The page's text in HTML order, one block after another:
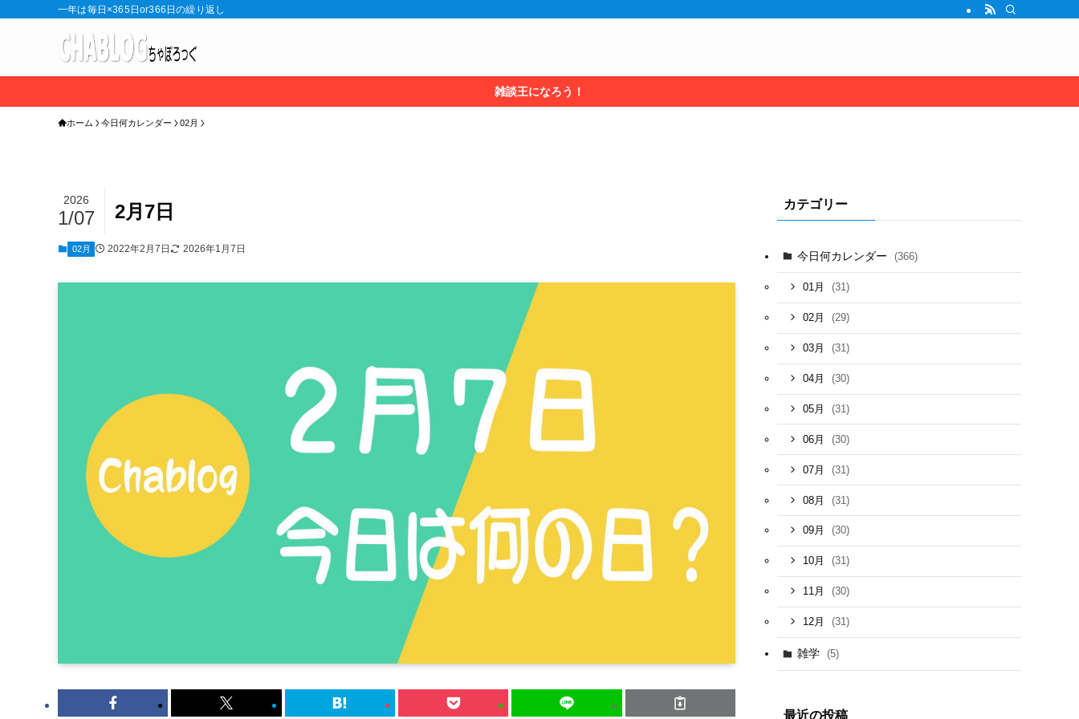
一年は毎日×365日or366日の繰り返し
雑談王になろう！
ホーム 今日何カレンダー 02月
2月7日
2026
1/07
02月 2022年2月7日 2026年1月7日
カテゴリー
今日何カレンダー (366)
01月 (31)
02月 (29)
03月 (31)
04月 (30)
05月 (31)
06月 (30)
07月 (31)
08月 (31)
09月 (30)
10月 (31)
11月 (30)
12月 (31)
雑学 (5)
最近の投稿